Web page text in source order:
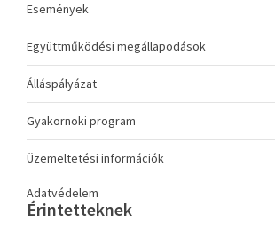
Események
Együttműködési megállapodások
Álláspályázat
Gyakornoki program
Üzemeltetési információk
Adatvédelem
Érintetteknek